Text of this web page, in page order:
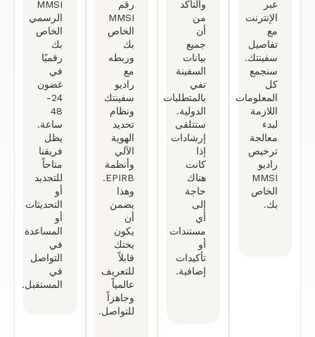
عبر
الإنترنت
مع
تفاصيل
سفينتك.
سنجمع
كل
المعلومات
اللازمة
لبدء
معالجة
ترخيص
راديو
MMSI
الخاص
بك.
والتأكد
من
أن
جميع
بيانات
السفينة
تفي
بالمتطلبات
الدولية.
ستتلقى
إرشادات
إذا
كانت
هناك
حاجة
إلى
أي
مستندات
أو
تأكيدات
إضافية.
رقم
MMSI
الخاص
بك
وربطه
مع
راديو
سفينتك
ونظام
تحديد
الهوية
الآلي
وأنظمة
EPIRB.
وهذا
يضمن
أن
يكون
يختك
قابلاً
للتعريف
عالمياً
وجاهزاً
للتواصل.
MMSI
الرسمي
الخاص
بك
رقميًا
في
غضون
24-
48
ساعة.
يظل
فريقنا
متاحاً
للتجديد
أو
التحديثات
أو
المساعدة
في
التواصل
في
المستقبل.Portuguese